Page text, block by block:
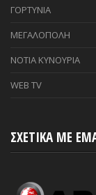
ΓΟΡΤΥΝΙΑ
ΜΕΓΑΛΟΠΟΛΗ
ΝΟΤΙΑ ΚΥΝΟΥΡΙΑ
WEB TV
ΣΧΕΤΙΚΑ ΜΕ